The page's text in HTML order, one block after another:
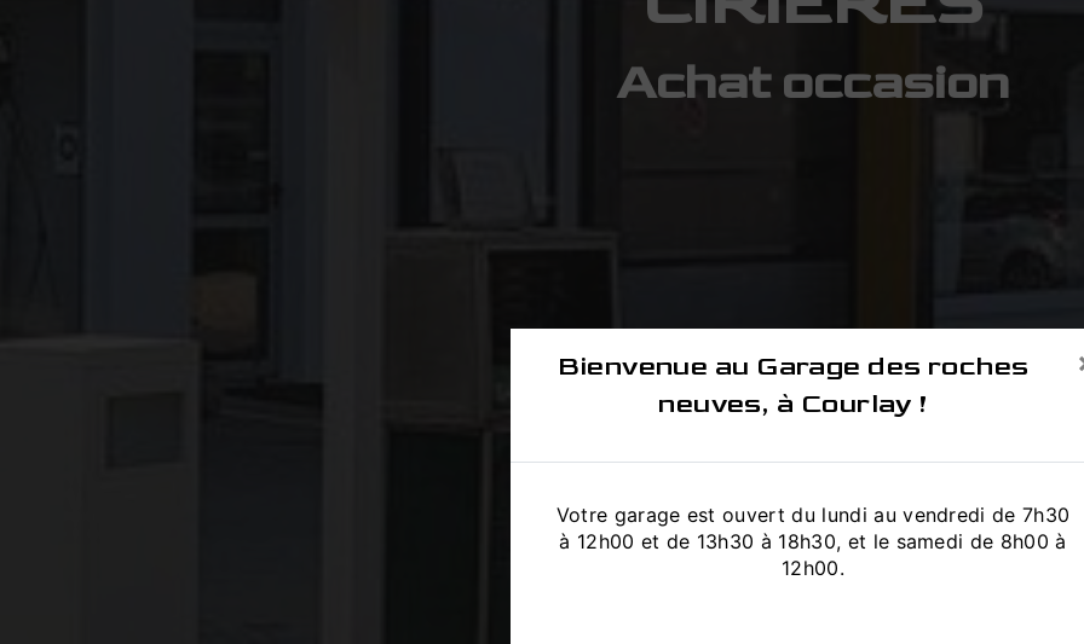
Bienvenue au Garage des roches
neuves, à Courlay !
Votre garage est ouvert du lundi au vendredi de 7h30
à 12h00 et de 13h30 à 18h30, et le samedi de 8h00 à
12h00.
Achat occasion